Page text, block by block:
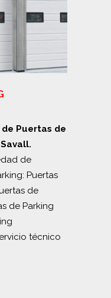
Puertas de
de
Puertas
de
de Parking
técnico